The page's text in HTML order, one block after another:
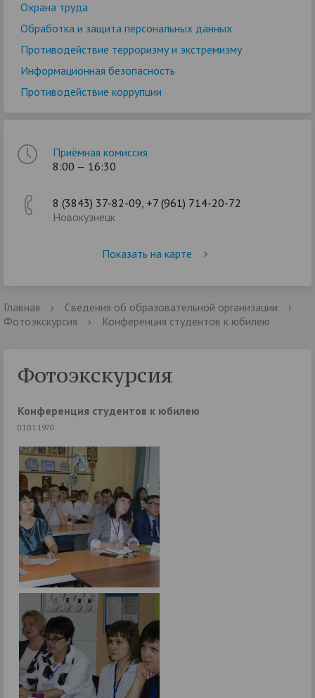
Охрана труда
Обработка и защита персональных данных
Противодействие терроризму и экстремизму
Информационная безопасность
Противодействие коррупции
Приёмная комиссия
8:00 — 16:30
8 (3843) 37-82-09, +7 (961) 714-20-72
Новокузнецк
Показать на карте
Главная › Сведения об образовательной организации
›
Фотоэкскурсия
› Конференция студентов к юбилею
Фотоэкскурсия
Конференция студентов к юбилею
01.01.1970